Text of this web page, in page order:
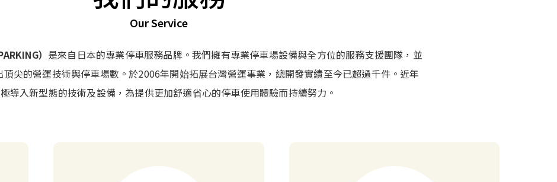
Our Service
） 是來自日本的專業停車服務品牌。我們擁有專業停車場設備與全方位的服務支援團隊，並
尖的營運技術與停車場數。於2006年開始拓展台灣營運事業，總開發實績至今已超過千件。近年
導入新型態的技術及設備，為提供更加舒適省心的停車使用體驗而持續努力。